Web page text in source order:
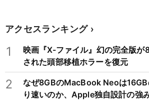
アクセスランキング
1
映画『X-ファイル』幻の完全版が
された頭部移植ホラーを復元
2
なぜ8GBのMacBook Neoは
り速いのか、Apple独自設計の強